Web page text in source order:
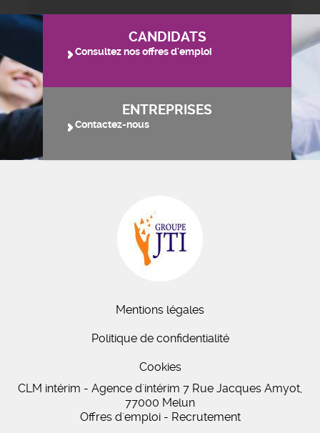
CANDIDATS
Consultez nos offres d'emploi
ENTREPRISES
Contactez-nous
Mentions légales
Politique de confidentialité
Cookies
CLM intérim - Agence d'intérim 7 Rue Jacques Amyot,
77000 Melun
Offres d'emploi - Recrutement